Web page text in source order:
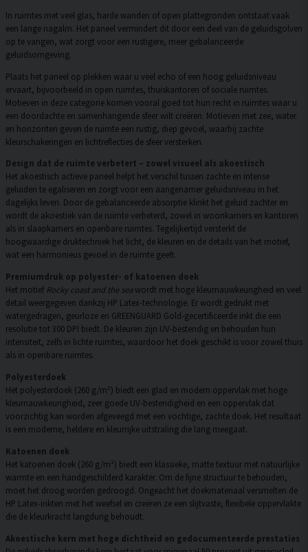
In ruimtes met veel glas, harde wanden of open plattegronden ontstaat vaak
een lange nagalm. Het paneel vermindert dit door een deel van de geluidsgolven
op te vangen, wat zorgt voor een rustigere, meer gebalanceerde
geluidsomgeving.
Plaats het paneel op plekken waar u veel echo of een hoog geluidsniveau
ervaart, bijvoorbeeld in open ruimtes, thuiskantoren of sociale ruimtes.
Motieven in deze categorie komen vooral goed tot hun recht in ruimtes waar u
een doordachte en samenhangende sfeer wilt creëren. Motieven met zee, water
en horizonten geven de ruimte een rustig, diep gevoel, waarbij zachte
kleurschakeringen en lichtreflecties de sfeer versterken.
Design dat de ruimte verbetert – zowel visueel als akoestisch
Het akoestisch actieve paneel helpt het verschil tussen zachte en intense
geluiden te egaliseren en zorgt voor een aangenamer geluidsniveau in het
dagelijks leven. Door de gebalanceerde absorptie klinkt het geluid zachter en
wordt de akoestiek van de ruimte verbeterd, zowel in woonkamers en kantoren
als in slaapkamers en openbare ruimtes. Tegelijkertijd versterkt de
hoogwaardige druktechniek het licht, de kleuren en de details van het motief,
wat een harmonieus gevoel in de ruimte geeft.
Premiumdruk op polyester- of katoenen doek
Het motief Rocky coast and the sea wordt met hoge kleurnauwkeurigheid en veel
detail weergegeven dankzij HP Latex-technologie. Er wordt gedrukt met
watergedragen, geurloze en GREENGUARD Gold-gecertificeerde inkt die een
resolutie tot 300 DPI biedt. De kleuren zijn UV-bestendig en behouden hun
intensiteit, zelfs in lichte ruimtes, waardoor het doek geschikt is voor zowel thuis
als in openbare ruimtes.
Polyesterdoek
Het polyesterdoek (260 g/m²) biedt een glad en modern oppervlak met hoge
kleurnauwkeurigheid, zeer goede UV-bestendigheid en een oppervlak dat
voorzichtig kan worden afgeveegd met een vochtige, zachte doek. Het resultaat
is een moderne, heldere en kleurrijke uitstraling die lang meegaat.
Katoenen doek
Het katoenen doek (260 g/m²) biedt een klassieke, matte textuur met natuurlijke
warmte en een handgeschilderd karakter. Om de fijne structuur te behouden,
moet het droog worden gedroogd. Ongeacht het doekmateriaal versmelten de
HP Latex-inkten met het weefsel en creëren ze een slijtvaste, flexibele oppervlakte
die de kleurkracht langdurig behoudt.
Akoestische kern met hoge dichtheid en gedocumenteerde prestaties